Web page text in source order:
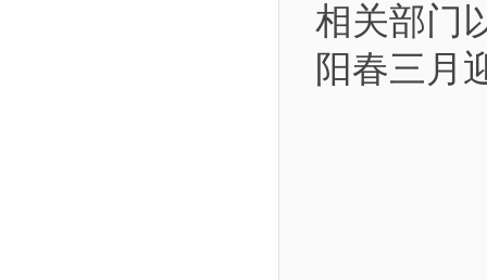
相关部门
阳春三月